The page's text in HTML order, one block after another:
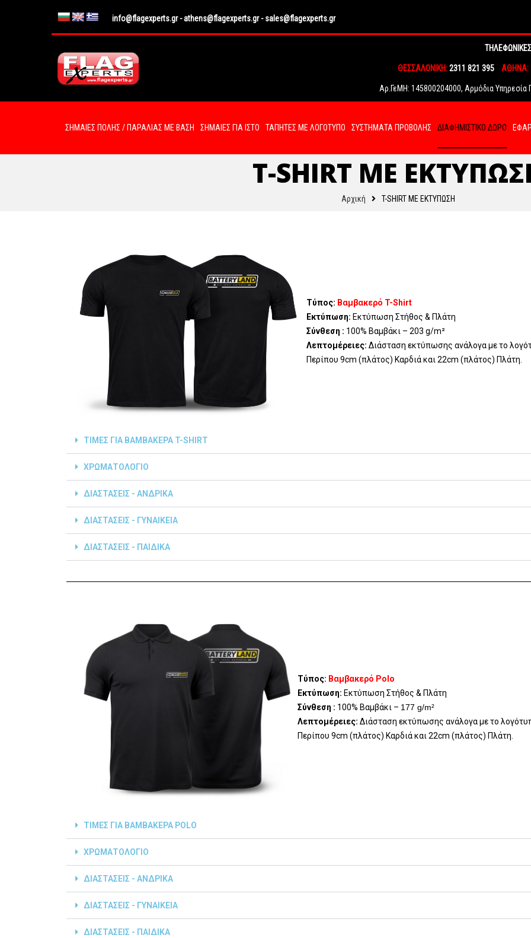
info@flagexperts.gr-athens@flagexperts.gr-sales@flagexperts.gr
ΘΕΣΣΑΛΟΝΙΚΗ:2311 821 395 ΑΘΗΝΑ:
Αρ.ΓεΜΗ: 145800204000, Αρμόδια Υπηρεσία
ΣΗΜΑΙΕΣ ΠΟΛΗΣ / ΠΑΡΑΛΙΑΣ ΜΕ ΒΑΣΗ ΣΗΜΑΙΕΣ ΓΙΑ ΙΣΤΟ ΤΑΠΗΤΕΣ ΜΕ ΛΟΓΟΤΥΠΟ ΣΥΣΤΗΜΑΤΑ ΠΡΟΒΟΛΗΣ ΔΙΑΦΗΜΙΣΤΙΚΟ ΔΩΡΟ
T-SHIRT ΜΕ
Αρχική T-SHIRT ΜΕ ΕΚΤΥΠΩΣΗ
Τύπος: Βαμβακερό T-Shirt
Εκτύπωση: Εκτύπωση Στήθος & Πλάτη
Σύνθεση : 100% Βαμβάκι – 203 g/m²
Λεπτομέρειες: Διάσταση εκτύπωσης ανάλογα με το
Περίπου 9cm (πλάτος) Καρδιά και 22cm (πλάτος) Πλάτη.
ΤΙΜΕΣ ΓΙΑ ΒΑΜΒΑΚΕΡΑ T-SHIRT
ΧΡΩΜΑΤΟΛΟΓΙΟ
ΔΙΑΣΤΑΣΕΙΣ - ΑΝΔΡΙΚΑ
ΔΙΑΣΤΑΣΕΙΣ - ΓΥΝΑΙΚΕΙΑ
ΔΙΑΣΤΑΣΕΙΣ - ΠΑΙΔΙΚΑ
Τύπος: Βαμβακερό Polo
Εκτύπωση: Εκτύπωση Στήθος & Πλάτη
Σύνθεση : 100% Βαμβάκι – 177 g/m²
Λεπτομέρειες: Διάσταση εκτύπωσης ανάλογα με το
Περίπου 9cm (πλάτος) Καρδιά και 22cm (πλάτος) Πλάτη.
ΤΙΜΕΣ ΓΙΑ ΒΑΜΒΑΚΕΡΑ POLO
ΧΡΩΜΑΤΟΛΟΓΙΟ
ΔΙΑΣΤΑΣΕΙΣ - ΑΝΔΡΙΚΑ
ΔΙΑΣΤΑΣΕΙΣ - ΓΥΝΑΙΚΕΙΑ
ΔΙΑΣΤΑΣΕΙΣ - ΠΑΙΔΙΚΑ